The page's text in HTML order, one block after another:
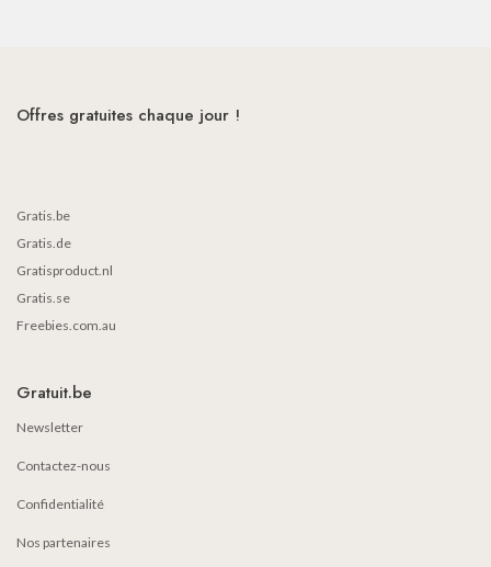
Offres gratuites chaque jour !
Gratis.be
Gratis.de
Gratisproduct.nl
Gratis.se
Freebies.com.au
Gratuit.be
Newsletter
Contactez-nous
Confidentialité
Nos partenaires